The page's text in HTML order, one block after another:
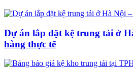
Dự án lắp đặt kệ trung tải ở
hàng thực tế